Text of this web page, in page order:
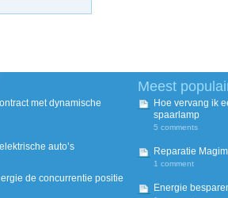
met dynamische
auto’s
de concurrentie positie
Meest
Hoe vervang ik
spaarlamp
5 comments
Reparatie
1 comment
Energie